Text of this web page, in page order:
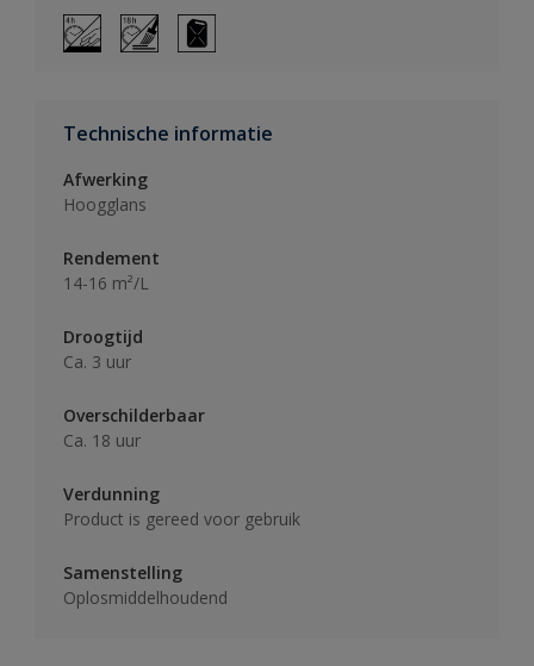
Technische informatie
Afwerking
Hoogglans
Rendement
14-16 m²/L
Droogtijd
Ca. 3 uur
Overschilderbaar
Ca. 18 uur
Verdunning
Product is gereed voor gebruik
Samenstelling
Oplosmiddelhoudend